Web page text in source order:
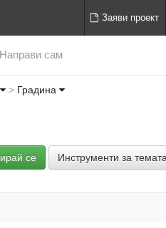
Заяви проект
Направи сам
Градина
се Инструменти за